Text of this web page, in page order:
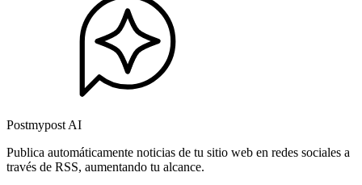
Postmypost AI
Publica automáticamente noticias de tu sitio web en redes sociales a
través de RSS, aumentando tu alcance.